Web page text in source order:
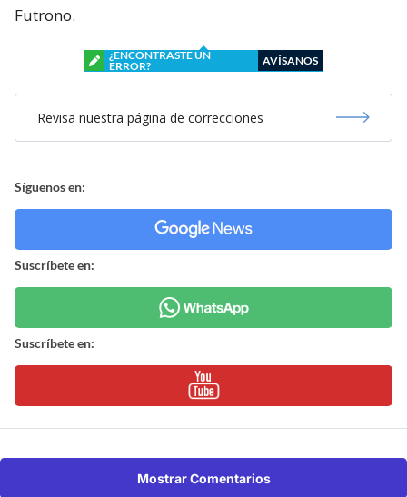
Futrono.
¿ENCONTRASTE UN
ERROR?
AVÍSANOS
Revisa nuestra página de correcciones
Síguenos en:
Suscríbete en:
Suscríbete en:
Mostrar Comentarios